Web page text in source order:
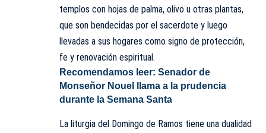
templos con hojas de palma, olivo u otras plantas,
que son bendecidas por el sacerdote y luego
llevadas a sus hogares como signo de protección,
fe y renovación espiritual.
Recomendamos leer: Senador de
Monseñor Nouel llama a la prudencia
durante la Semana Santa
La liturgia del Domingo de Ramos tiene una dualidad